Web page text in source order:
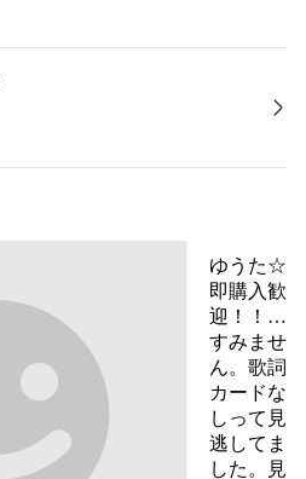
ゆうた☆
即購入歓
迎！！プ
ロフ必
読！！
すみませ
ん。歌詞
カードな
しって見
逃してま
した。見